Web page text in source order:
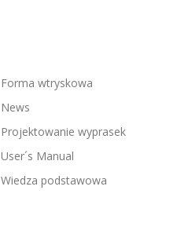
Forma wtryskowa
News
Projektowanie wyprasek
User´s Manual
Wiedza podstawowa